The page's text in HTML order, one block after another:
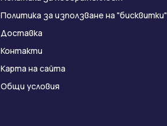
Политика за използване на "бисквитки"
Доставка
Контакти
Карта на сайта
Общи условия